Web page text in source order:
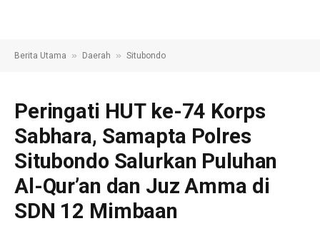
Berita Utama » Daerah » Situbondo
Peringati HUT ke-74 Korps
Sabhara, Samapta Polres
Situbondo Salurkan Puluhan
Al-Qur’an dan Juz Amma di
SDN 12 Mimbaan